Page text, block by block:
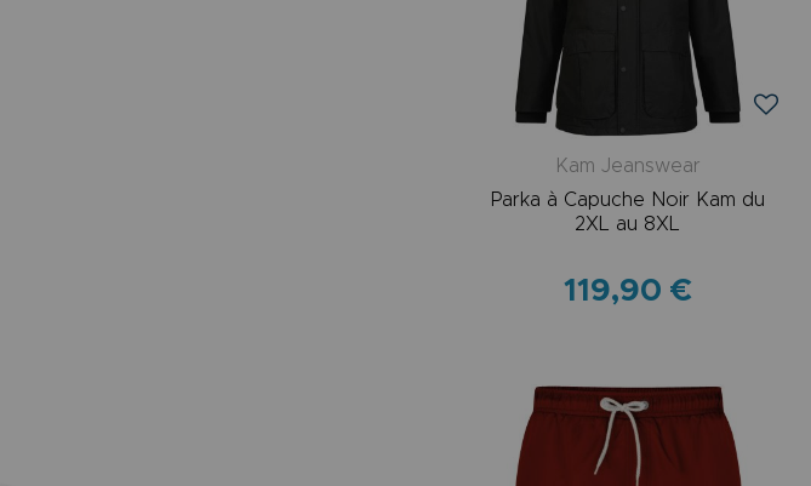
Kam Jeanswear
Parka à Capuche Noir Kam du
2XL au 8XL
119,90 €